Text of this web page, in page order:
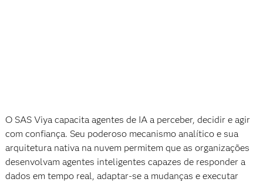
O SAS Viya capacita agentes de IA a perceber, decidir e agir
com confiança. Seu poderoso mecanismo analítico e sua
arquitetura nativa na nuvem permitem que as organizações
desenvolvam agentes inteligentes capazes de responder a
dados em tempo real, adaptar-se a mudanças e executar